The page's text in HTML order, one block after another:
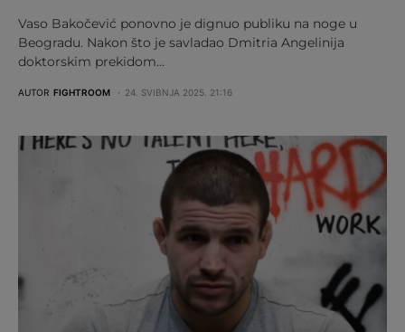
Vaso Bakočević ponovno je dignuo publiku na noge u
Beogradu. Nakon što je savladao Dmitria Angelinija
doktorskim prekidom…
AUTOR FIGHTROOM 24. SVIBNJA 2025. 21:16